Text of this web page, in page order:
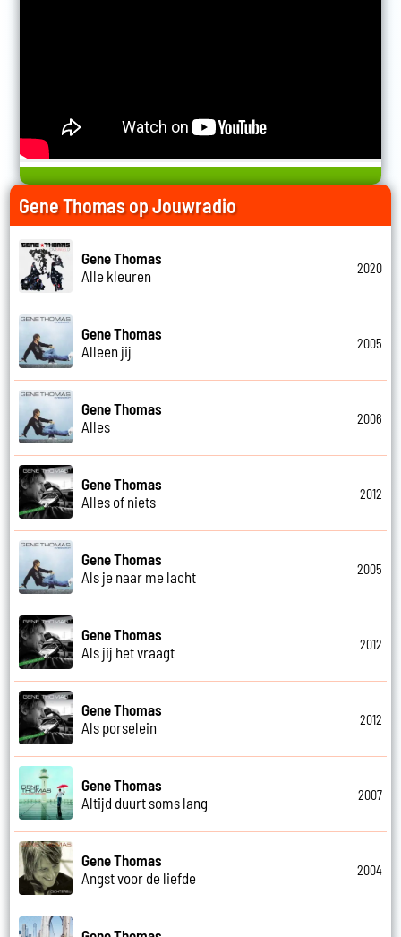
Gene Thomas op Jouwradio
Gene Thomas
Alle kleuren
2020
Gene Thomas
Alleen jij
2005
Gene Thomas
Alles
2006
Gene Thomas
Alles of niets
2012
Gene Thomas
Als je naar me lacht
2005
Gene Thomas
Als jij het vraagt
2012
Gene Thomas
Als porselein
2012
Gene Thomas
Altijd duurt soms lang
2007
Gene Thomas
Angst voor de liefde
2004